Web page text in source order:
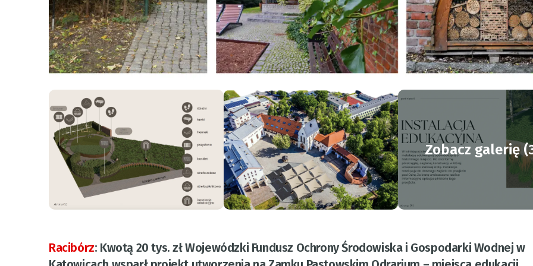
Zobacz galerię
Racibórz: Kwotą 20 tys. zł Wojewódzki Fundusz Ochrony Środowiska i Gospodarki Wodnej w